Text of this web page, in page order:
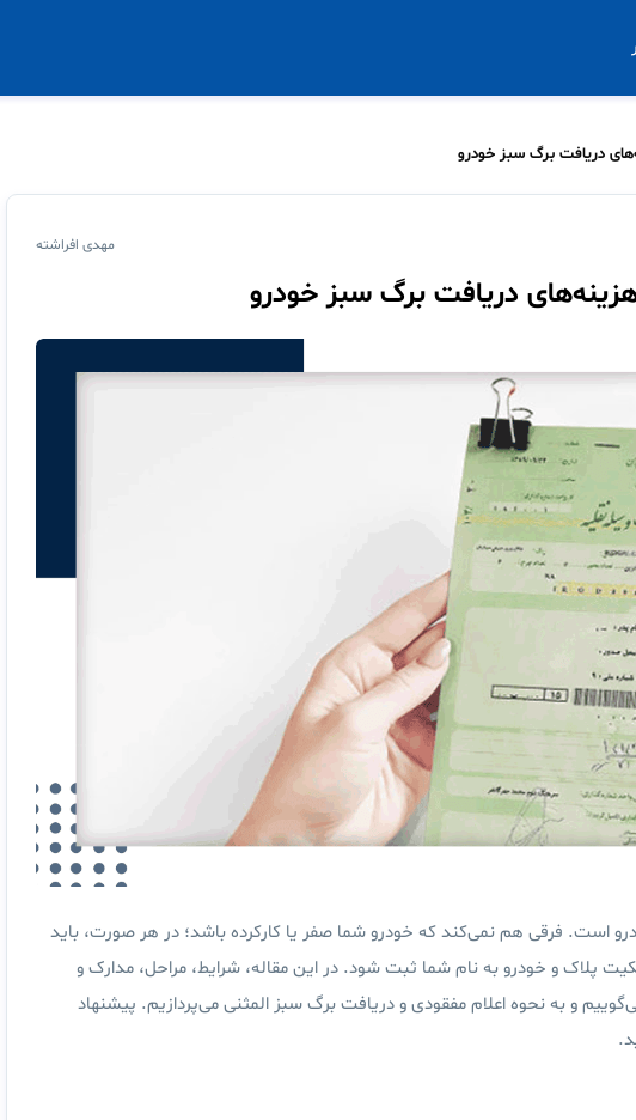
دریافت برگ سبز خودرو
مهدی افراشته
دریافت برگ سبز خودرو
است. فرقی هم نمی‌کند که خودرو شما صفر یا کارکرده باشد؛ در هر صورت، باید
پلاک و خودرو به‌ نام شما ثبت شود. در این مقاله، شرایط، مراحل، مدارک و
و به نحوه اعلام مفقودی و دریافت برگ سبز المثنی می‌پردازیم. پیشنهاد